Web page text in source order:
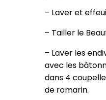
– Laver et
– Tailler le
– Laver les
avec les
dans 4
de romarin.